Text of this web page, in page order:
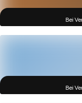
Bei
Bei